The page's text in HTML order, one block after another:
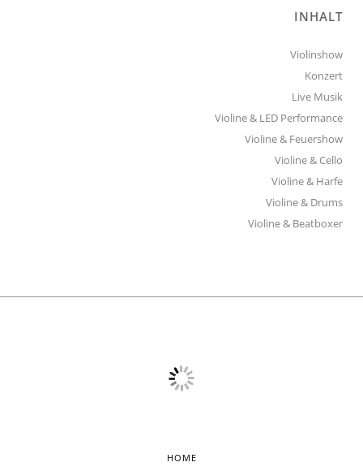
INHALT
Violinshow
Konzert
Live Musik
Violine & LED Performance
Violine & Feuershow
Violine & Cello
Violine & Harfe
Violine & Drums
Violine & Beatboxer
HOME